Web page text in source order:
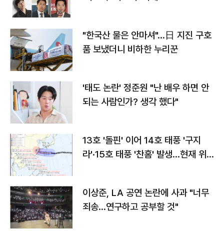
"한국산 물은 안마셔"…日 지진 구호
품 보냈더니 비하한 누리꾼
'태도 논란' 정준원 "난 배우 하면 안
되는 사람인가? 생각 했다"
13호 '돌핀' 이어 14호 태풍 '구지
라'·15호 태풍 '찬홈' 발생…현재 위
이상준, LA 공연 논란에 사과 "너무
죄송…연구하고 공부할 것"